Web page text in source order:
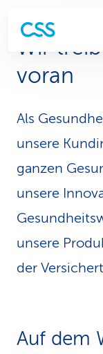
Wir
voran
Als
unsere
ganzen
unsere
unsere
der
Auf dem